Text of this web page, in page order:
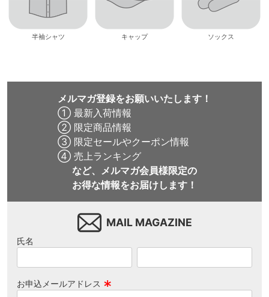
半袖シャツ キャップ ソックス
メルマガ登録をお願いいたします！
① 最新入荷情報
② 限定商品情報
③ 限定セールやクーポン情報
④ 売上ランキング
など、メルマガ会員様限定の
お得な情報をお届けします！
MAIL MAGAZINE
氏名
お申込メールアドレス